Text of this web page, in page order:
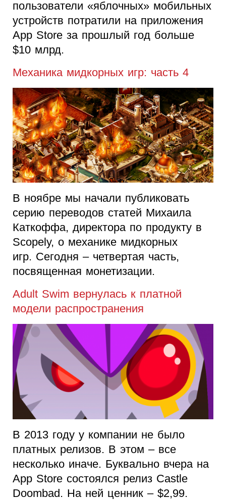
пользователи «яблочных» мобильных
устройств потратили на приложения
App Store за прошлый год больше
$10 млрд.
Механика мидкорных игр: часть 4
В ноябре мы начали публиковать
серию переводов статей Михаила
Каткоффа, директора по продукту в
Scopely, о механике мидкорных
игр. Сегодня – четвертая часть,
посвященная монетизации.
Adult Swim вернулась к платной
модели распространения
В 2013 году у компании не было
платных релизов. В этом – все
несколько иначе. Буквально вчера на
App Store состоялся релиз Castle
Doombad. На ней ценник – $2,99.